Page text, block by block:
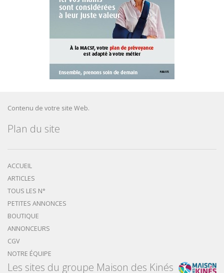
Contenu de votre site Web.
Plan du site
ACCUEIL
ARTICLES
TOUS LES N°
PETITES ANNONCES
BOUTIQUE
ANNONCEURS
CGV
NOTRE ÉQUIPE
Les sites du groupe Maison des Kinés